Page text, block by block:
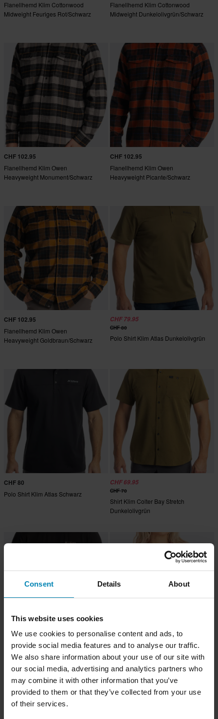
Consent Details About
This website uses cookies
We use cookies to personalise content and ads, to
provide social media features and to analyse our traffic.
We also share information about your use of our site with
our social media, advertising and analytics partners who
may combine it with other information that you’ve
provided to them or that they’ve collected from your use
of their services.
Flanellhemd Klim Cottonwood
Midweight Feuriges Rot/Schwarz
Flanellhemd Klim Cottonwood
Midweight Dunkelolivgrün/Schwarz
CHF 102.95
Flanellhemd Klim Owen
Heavyweight Monument/Schwarz
CHF 102.95
Flanellhemd Klim Owen
Heavyweight Picante/Schwarz
CHF 102.95
Flanellhemd Klim Owen
Heavyweight Goldbraun/Schwarz
CHF 79.95
CHF 80
Polo Shirt Klim Atlas Dunkelolivgrün
CHF 80
Polo Shirt Klim Atlas Schwarz
CHF 69.95
CHF 70
Shirt Klim Colter Bay Stretch
Dunkelolivgrün
CHF 80.95
Shirt Klim Mesa Falls Schwarz
CHF 60.95
Shirt Klim Ostara Shirt Damen Super
Pink